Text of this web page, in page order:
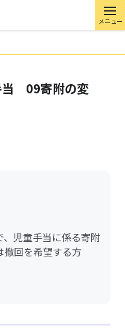
メニュー
当 09寄附の変
児童手当に係る寄附
撤回を希望する方